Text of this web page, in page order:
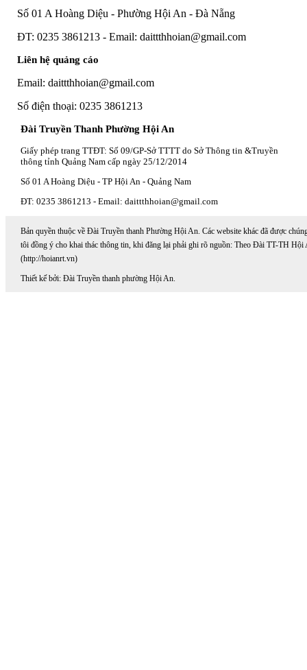
Số 01 A Hoàng Diệu - Phường Hội An - Đà Nẵng
ĐT: 0235 3861213 - Email: daittthhoian@gmail.com
Liên hệ quảng cáo
Email: daittthhoian@gmail.com
Số điện thoại: 0235 3861213
Đài Truyền Thanh Phường Hội An
Giấy phép trang TTĐT: Số 09/GP-Sở TTTT do Sở Thông tin &Truyền
thông tỉnh Quảng Nam cấp ngày 25/12/2014
Số 01 A Hoàng Diệu - TP Hội An - Quảng Nam
ĐT: 0235 3861213 - Email: daittthhoian@gmail.com
Bản quyền thuộc về Đài Truyền thanh Phường Hội An. Các website khác đã được
tôi đồng ý cho khai thác thông tin, khi đăng lại phải ghi rõ nguồn: Theo Đài TT-TH Hội
(http://hoianrt.vn)
Thiết kế bởi: Đài Truyền thanh phường Hội An.